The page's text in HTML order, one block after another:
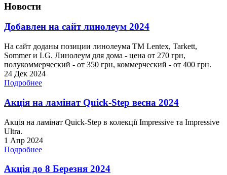
Новости
Добавлен на сайт линолеум 2024
На сайт доданы позиции линолеума ТМ Lentex, Tarkett,
Sommer и LG. Линолеум для дома - цена от 270 грн,
полукоммерческий - от 350 грн, коммерческий - от 400 грн.
24 Дек 2024
Подробнее
Акція на ламінат Quick-Step весна 2024
Акція на ламінат Quick-Step в колекції Impressive та Impressive
Ultra.
1 Апр 2024
Подробнее
Акція до 8 Березня 2024